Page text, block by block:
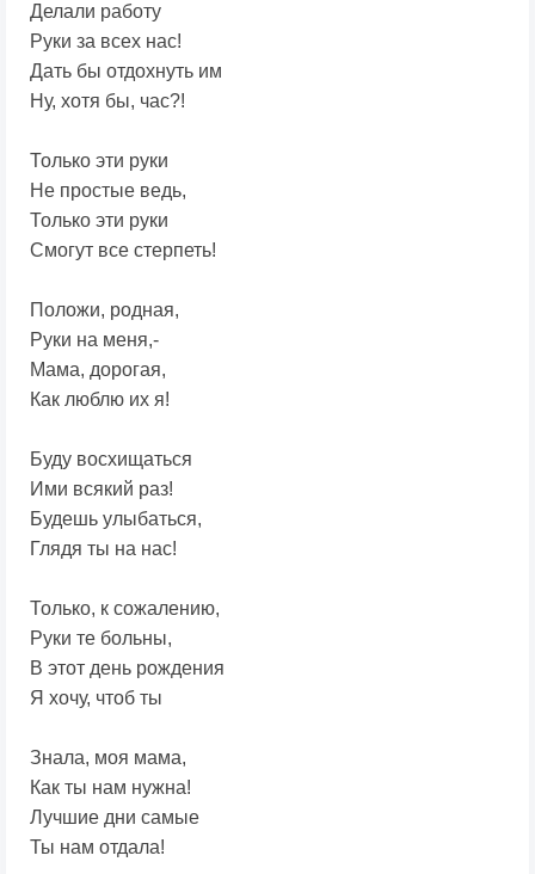
Делали работу
Руки за всех нас!
Дать бы отдохнуть им
Ну, хотя бы, час?!
Только эти руки
Не простые ведь,
Только эти руки
Смогут все стерпеть!
Положи, родная,
Руки на меня,-
Мама, дорогая,
Как люблю их я!
Буду восхищаться
Ими всякий раз!
Будешь улыбаться,
Глядя ты на нас!
Только, к сожалению,
Руки те больны,
В этот день рождения
Я хочу, чтоб ты
Знала, моя мама,
Как ты нам нужна!
Лучшие дни самые
Ты нам отдала!